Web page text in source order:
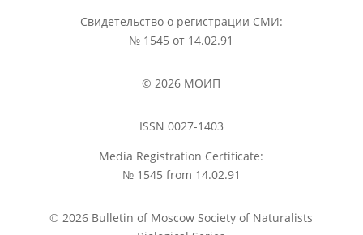
Свидетельство о регистрации СМИ:
№ 1545 от 14.02.91
© 2026 МОИП
ISSN 0027-1403
Media Registration Certificate:
№ 1545 from 14.02.91
© 2026 Bulletin of Moscow Society of Naturalists